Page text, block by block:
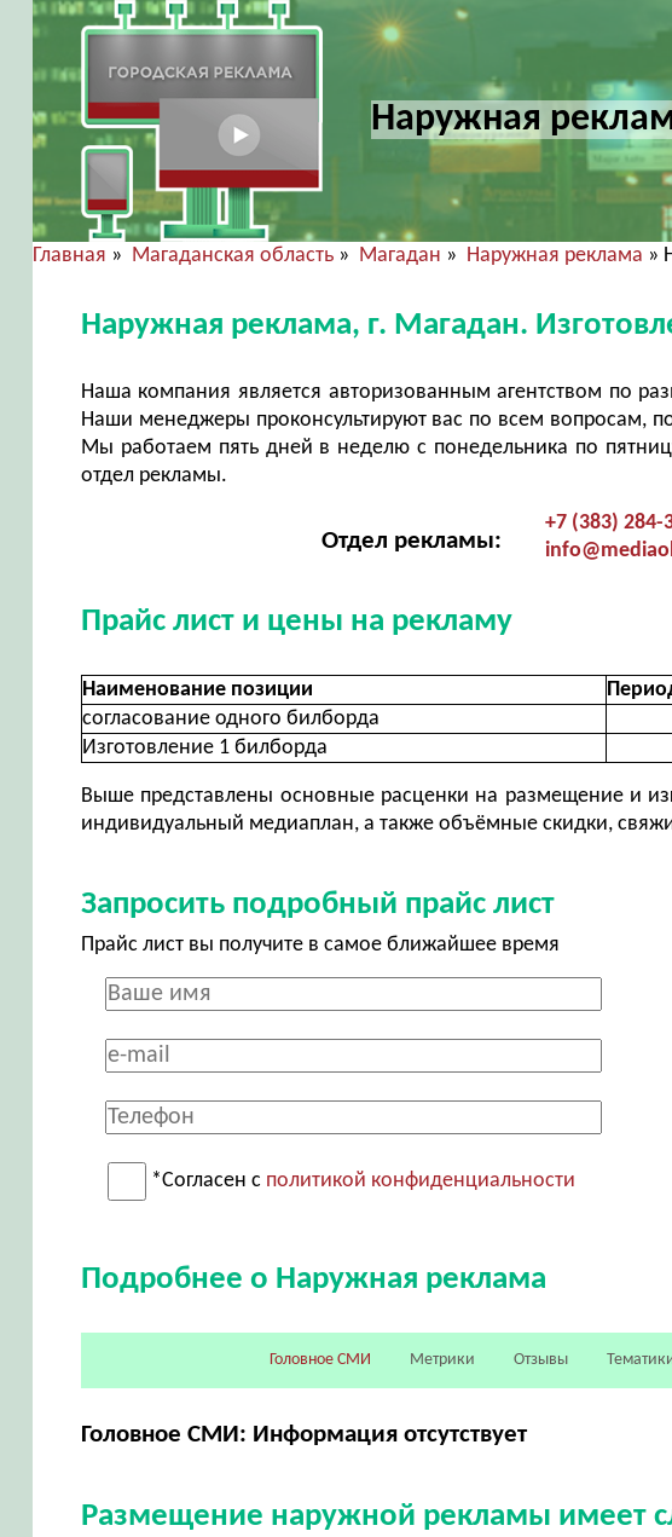
Наружная
Главная » Магаданская область» Магадан » Наружная реклама »
Наружная реклама, г. Магадан.
Наша компания является авторизованным агентством по
Наши менеджеры проконсультируют вас по всем вопросам,
Мы работаем пять дней в неделю с понедельника по
отдел рекламы.
Отдел рекламы:
+7 (383) 284-
Прайс лист и цены на рекламу
Наименование позиции
согласование одного билборда
Изготовление 1 билборда
Выше представлены основные расценки на размещение и
индивидуальный медиаплан, а также объёмные скидки,
Запросить подробный прайс лист
Прайс лист вы получите в самое ближайшее время
*Согласен с политикой конфиденциальности
Подробнее о Наружная реклама
Головное СМИ Метрики Отзывы
Головное СМИ: Информация отсутствует
Размещение наружной рекламы имеет